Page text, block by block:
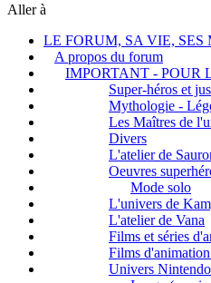
Aller à
LE FORUM, SA VIE, SES
A propos du forum
IMPORTANT - POUR
Super-héros et
Mythologie -
Les Maîtres de
Divers
L'atelier de
Oeuvres
Mode solo
L'univers de
L'atelier de Vana
Films et séries
Films
Univers Nintendo